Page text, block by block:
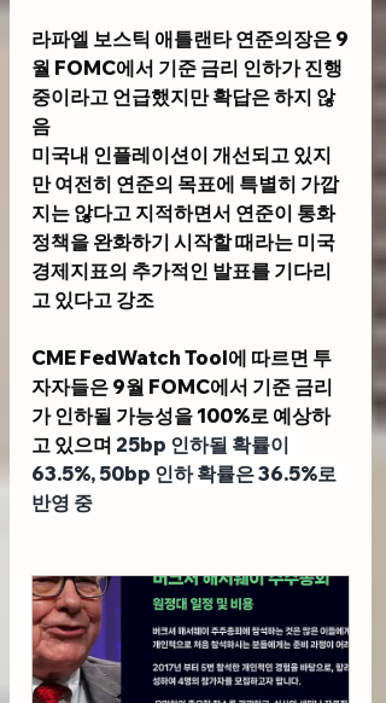
라파엘 보스틱 애틀랜타 연준의장은 9
월 FOMC에서 기준 금리 인하가 진행
중이라고 언급했지만 확답은 하지 않
음
미국내 인플레이션이 개선되고 있지
만 여전히 연준의 목표에 특별히 가깝
지는 않다고 지적하면서 연준이 통화
정책을 완화하기 시작할 때라는 미국
경제지표의 추가적인 발표를 기다리
고 있다고 강조
CME FedWatch Tool에 따르면 투
자자들은 9월 FOMC에서 기준 금리
가 인하될 가능성을 100%로 예상하
고 있으며 25bp 인하될 확률이
63.5%, 50bp 인하 확률은 36.5%로
반영 중